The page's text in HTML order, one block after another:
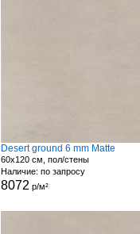
Desert ground 6 mm Matte
60x120 см, пол/стены
Наличие: по запросу
8072 р/м²